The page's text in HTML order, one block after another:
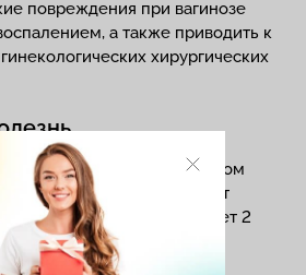
повреждения при вагинозе
а также приводить к
хирургических
только гинекологом с учетом
микрофлоры. Терапия носит
характер и включает 2